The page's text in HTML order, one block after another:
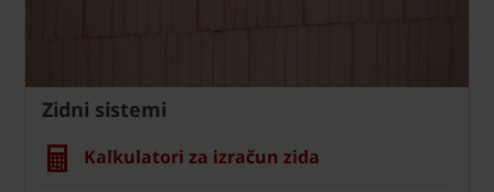
Zidni sistemi
Kalkulatori za izračun zida